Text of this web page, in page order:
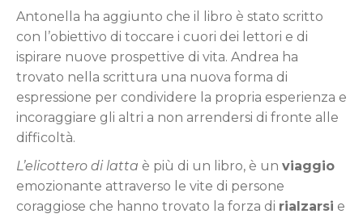
Antonella ha aggiunto che il libro è stato scritto
con l’obiettivo di toccare i cuori dei lettori e di
ispirare nuove prospettive di vita. Andrea ha
trovato nella scrittura una nuova forma di
espressione per condividere la propria esperienza e
incoraggiare gli altri a non arrendersi di fronte alle
difficoltà.
L’elicottero di latta è più di un libro, è un viaggio
emozionante attraverso le vite di persone
coraggiose che hanno trovato la forza di rialzarsi e